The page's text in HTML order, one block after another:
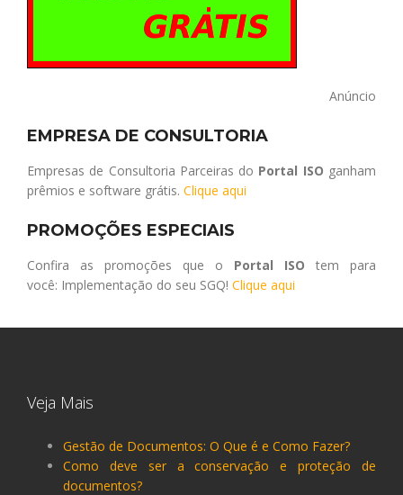
Anúncio
EMPRESA DE CONSULTORIA
Empresas de Consultoria Parceiras do Portal ISO ganham
prêmios e software grátis. Clique aqui
PROMOÇÕES ESPECIAIS
Confira as promoções que o Portal ISO tem para
você: Implementação do seu SGQ! Clique aqui
Veja Mais
Gestão de Documentos: O Que é e Como Fazer?
Como deve ser a conservação e proteção de
documentos?